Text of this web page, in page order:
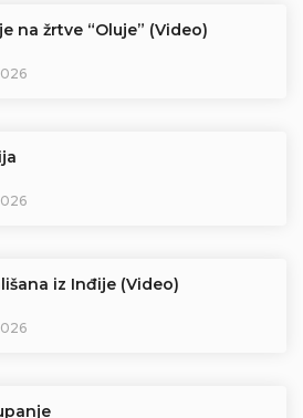
na žrtve “Oluje” (Video)
iz Inđije (Video)